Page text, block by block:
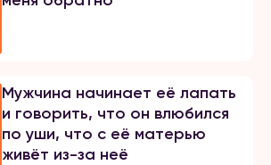
Мужчина начинает её лапать
и говорить, что он влюбился
по уши, что с её матерью
живёт из-за неё